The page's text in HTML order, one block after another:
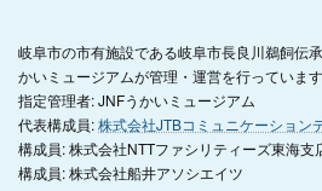
岐阜市の市有施設である岐阜市長良川鵜飼伝
かいミュージアムが管理・運営を行っています
指定管理者: JNFうかいミュージアム
代表構成員:株式会社JTBコミュニケーション
構成員: 株式会社NTTファシリティーズ東海支
構成員: 株式会社船井アソシエイツ